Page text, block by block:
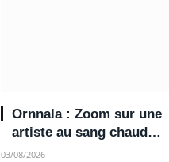
Ornnala : Zoom sur une
artiste au sang chaud…
03/08/2026